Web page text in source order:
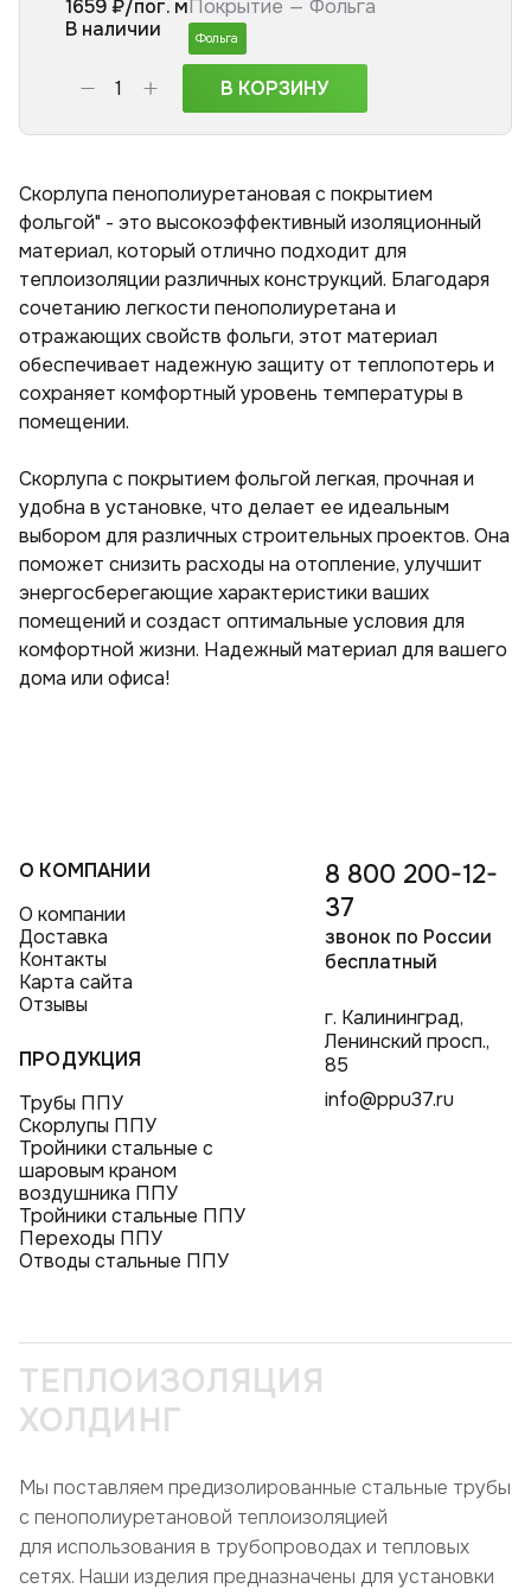
1659₽/пог. м
В наличии
Покрытие — Фольга
Фольга
В КОРЗИНУ
Скорлупа пенополиуретановая с покрытием
фольгой" - это высокоэффективный изоляционный
материал, который отлично подходит для
теплоизоляции различных конструкций. Благодаря
сочетанию легкости пенополиуретана и
отражающих свойств фольги, этот материал
обеспечивает надежную защиту от теплопотерь и
сохраняет комфортный уровень температуры в
помещении.
Скорлупа с покрытием фольгой легкая, прочная и
удобна в установке, что делает ее идеальным
выбором для различных строительных проектов. Она
поможет снизить расходы на отопление, улучшит
энергосберегающие характеристики ваших
помещений и создаст оптимальные условия для
комфортной жизни. Надежный материал для вашего
дома или офиса!
О КОМПАНИИ
О компании
Доставка
Контакты
Карта сайта
Отзывы
ПРОДУКЦИЯ
Трубы ППУ
Скорлупы ППУ
Тройники стальные с
шаровым краном
воздушника ППУ
Тройники стальные ППУ
Переходы ППУ
Отводы стальные ППУ
8 800 200-12-
37
звонок по России
бесплатный
г. Калининград,
Ленинский просп.,
85
info@ppu37.ru
ТЕПЛОИЗОЛЯЦИЯ
ХОЛДИНГ
Мы поставляем предизолированные стальные трубы
с пенополиуретановой теплоизоляцией
для использования в трубопроводах и тепловых
сетях. Наши изделия предназначены для установки